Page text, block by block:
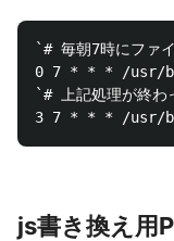
`# 毎朝7時にファ
0 7 * * * /usr/
`# 上記処理が終わ
js書き換え用